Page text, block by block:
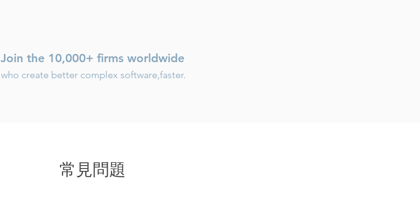
Join the 10,000+ firms worldwide
who create better complex software,faster.
常見問題